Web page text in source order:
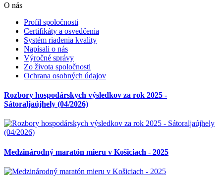
O nás
Profil spoločnosti
Certifikáty a osvedčenia
Systém riadenia kvality
Napísali o nás
Výročné správy
Zo života spoločnosti
Ochrana osobných údajov
Rozbory hospodárskych výsledkov za rok 2025 -
Sátoraljaújhely (04/2026)
Medzinárodný maratón mieru v Košiciach - 2025